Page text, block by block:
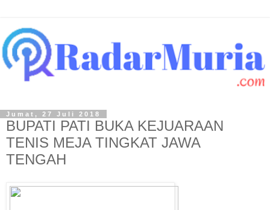
Jumat, 27 Juli 2018
BUPATI PATI BUKA KEJUARAAN
TENIS MEJA TINGKAT JAWA
TENGAH